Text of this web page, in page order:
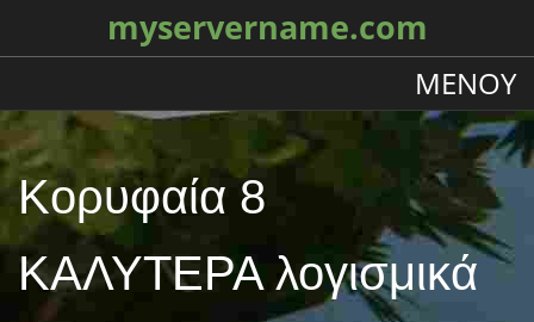
myservername.com
ΜΕΝΟΎ
Κορυφαία 8
ΚΑΛΥΤΕΡΑ λογισμικά